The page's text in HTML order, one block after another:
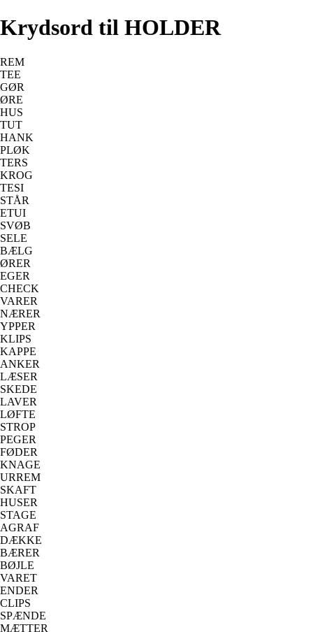
Krydsord til HOLDER
REM
TEE
GØR
ØRE
HUS
TUT
HANK
PLØK
TERS
KROG
TESI
STÅR
ETUI
SVØB
SELE
BÆLG
ØRER
EGER
CHECK
VARER
NÆRER
YPPER
KLIPS
KAPPE
ANKER
LÆSER
SKEDE
LAVER
LØFTE
STROP
PEGER
FØDER
KNAGE
URREM
SKAFT
HUSER
STAGE
AGRAF
DÆKKE
BÆRER
BØJLE
VARET
ENDER
CLIPS
SPÆNDE
MÆTTER